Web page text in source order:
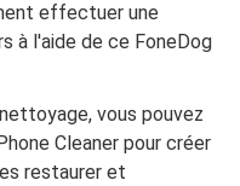
effectuer une
à l'aide de ce FoneDog
vous pouvez
Cleaner pour créer
restaurer et